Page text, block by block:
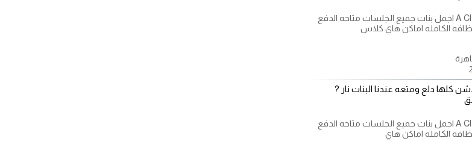
كل البنات A Class اجمل بنات جميع الجلسات متاحه الدفع
الكامله اماكن هاي كلاس
كلها دلع ومتعه عندنا البنات نار ?
كل البنات A Class اجمل بنات جميع الجلسات متاحه الدفع
الكامله اماكن هاي